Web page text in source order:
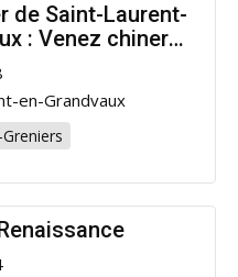
de Saint-Laurent-
: Venez chiner
cause !
en-Grandvaux